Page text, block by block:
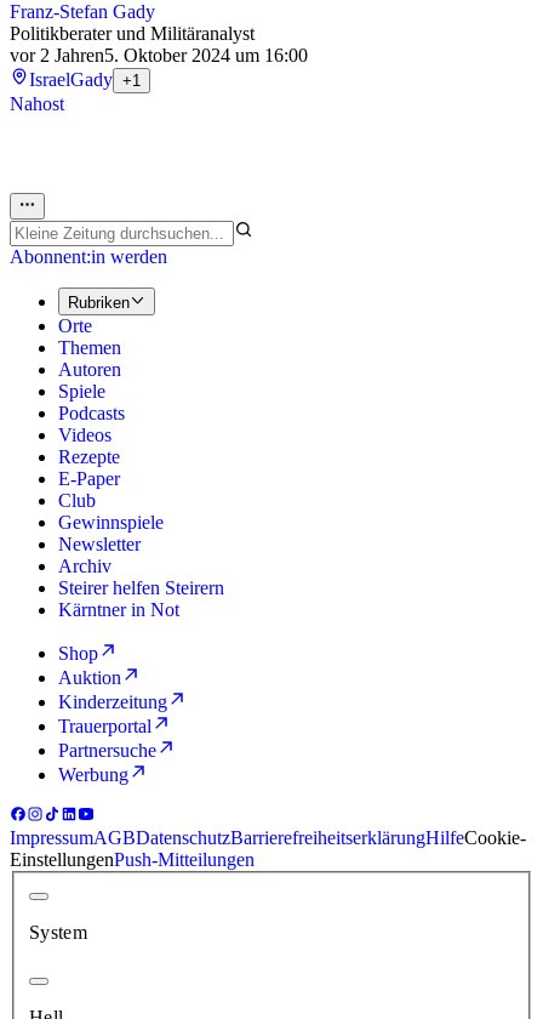
Franz-Stefan Gady
Politikberater und Militäranalyst
vor 2 Jahren5. Oktober 2024 um 16:00
IsraelGady +1
Nahost
Abonnent:in werden
Rubriken
Orte
Themen
Autoren
Spiele
Podcasts
Videos
Rezepte
E-Paper
Club
Gewinnspiele
Newsletter
Archiv
Steirer helfen Steirern
Kärntner in Not
Shop
Auktion
Kinderzeitung
Trauerportal
Partnersuche
Werbung
ImpressumAGBDatenschutzBarrierefreiheitserklärungHilfeCookie-
EinstellungenPush-Mitteilungen
System